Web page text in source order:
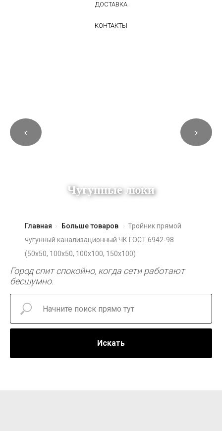
ДОСТАВКА
КОНТАКТЫ
Чугунные люки
‹ ›
Главная Больше товаров
Тройник прямой
чугунный канализационный ЧК ГОСТ 6942-98
(50х50, 100х50, 100х100, 150х100)
Город спит спокойно, когда сети работают
бесшумно.
Искать